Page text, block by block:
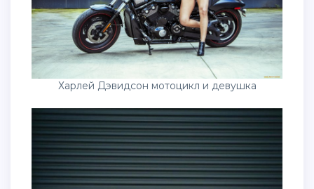
Харлей Дэвидсон мотоцикл и девушка